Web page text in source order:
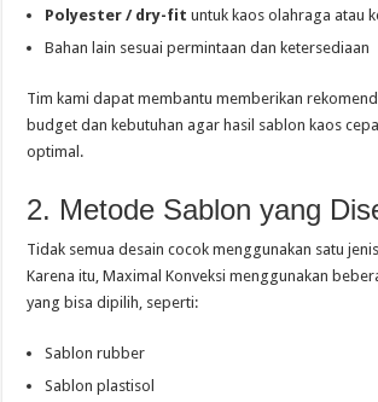
Polyester / dry-fit untuk kaos olahraga atau
Bahan lain sesuai permintaan dan ketersediaan
Tim kami dapat membantu memberikan
budget dan kebutuhan agar hasil sablon kaos
optimal.
2. Metode Sablon yang
Tidak semua desain cocok menggunakan satu
Karena itu, Maximal Konveksi menggunakan
yang bisa dipilih, seperti:
Sablon rubber
Sablon plastisol